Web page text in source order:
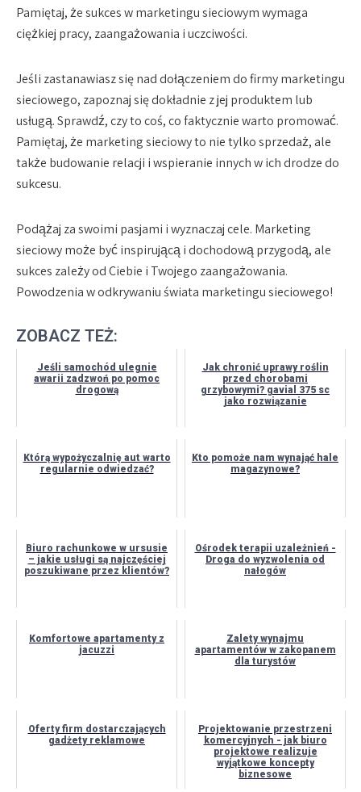
Pamiętaj, że sukces w marketingu sieciowym wymaga
ciężkiej pracy, zaangażowania i uczciwości.
Jeśli zastanawiasz się nad dołączeniem do firmy marketingu
sieciowego, zapoznaj się dokładnie z jej produktem lub
usługą. Sprawdź, czy to coś, co faktycznie warto promować.
Pamiętaj, że marketing sieciowy to nie tylko sprzedaż, ale
także budowanie relacji i wspieranie innych w ich drodze do
sukcesu.
Podążaj za swoimi pasjami i wyznaczaj cele. Marketing
sieciowy może być inspirującą i dochodową przygodą, ale
sukces zależy od Ciebie i Twojego zaangażowania.
Powodzenia w odkrywaniu świata marketingu sieciowego!
ZOBACZ TEŻ:
Jeśli samochód ulegnie
awarii zadzwoń po pomoc
drogową
Jak chronić uprawy roślin
przed chorobami
grzybowymi? gavial 375 sc
jako rozwiązanie
Którą wypożyczalnię aut warto
regularnie odwiedzać?
Kto pomoże nam wynająć hale
magazynowe?
Biuro rachunkowe w ursusie
– jakie usługi są najczęściej
poszukiwane przez klientów?
Ośrodek terapii uzależnień -
Droga do wyzwolenia od
nałogów
Komfortowe apartamenty z
jacuzzi
Zalety wynajmu
apartamentów w zakopanem
dla turystów
Oferty firm dostarczających
gadżety reklamowe
Projektowanie przestrzeni
komercyjnych - jak biuro
projektowe realizuje
wyjątkowe koncepty
biznesowe